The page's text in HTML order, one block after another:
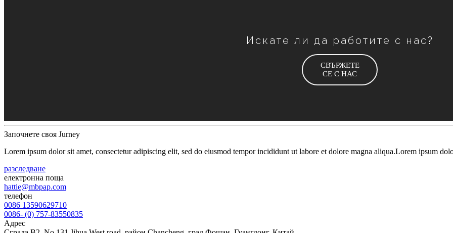
Искате ли да работите с нас?
СВЪРЖЕТЕ
СЕ С НАС
Започнете своя Jurney
Lorem ipsum dolor sit amet, consectetur adipiscing elit, sed do eiusmod tempor incididunt ut labore et dolore magna aliqua.Lorem ipsum
разследване
електронна поща
hattie@mbpap.com
телефон
0086 13590629710
0086- (0) 757-83550835
Адрес